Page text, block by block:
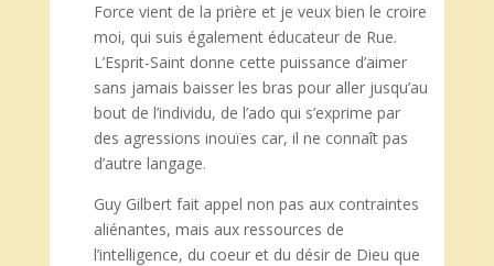
Force vient de la prière et je veux bien le croire
moi, qui suis également éducateur de Rue.
L’Esprit-Saint donne cette puissance d’aimer
sans jamais baisser les bras pour aller jusqu’au
bout de l’individu, de l’ado qui s’exprime par
des agressions inouïes car, il ne connaît pas
d’autre langage.
Guy Gilbert fait appel non pas aux contraintes
aliénantes, mais aux ressources de
l’intelligence, du coeur et du désir de Dieu que